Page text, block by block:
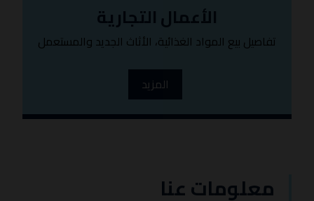
الأعمال التجارية
تفاصيل بيع المواد الغذائية، الأثاث الجديد والمستعمل
المزيد
معلومات عنا